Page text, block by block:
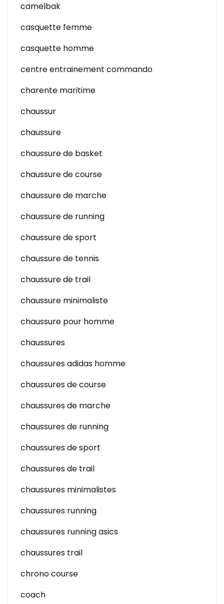
camelbak
casquette femme
casquette homme
centre entrainement commando
charente maritime
chaussur
chaussure
chaussure de basket
chaussure de course
chaussure de marche
chaussure de running
chaussure de sport
chaussure de tennis
chaussure de trail
chaussure minimaliste
chaussure pour homme
chaussures
chaussures adidas homme
chaussures de course
chaussures de marche
chaussures de running
chaussures de sport
chaussures de trail
chaussures minimalistes
chaussures running
chaussures running asics
chaussures trail
chrono course
coach